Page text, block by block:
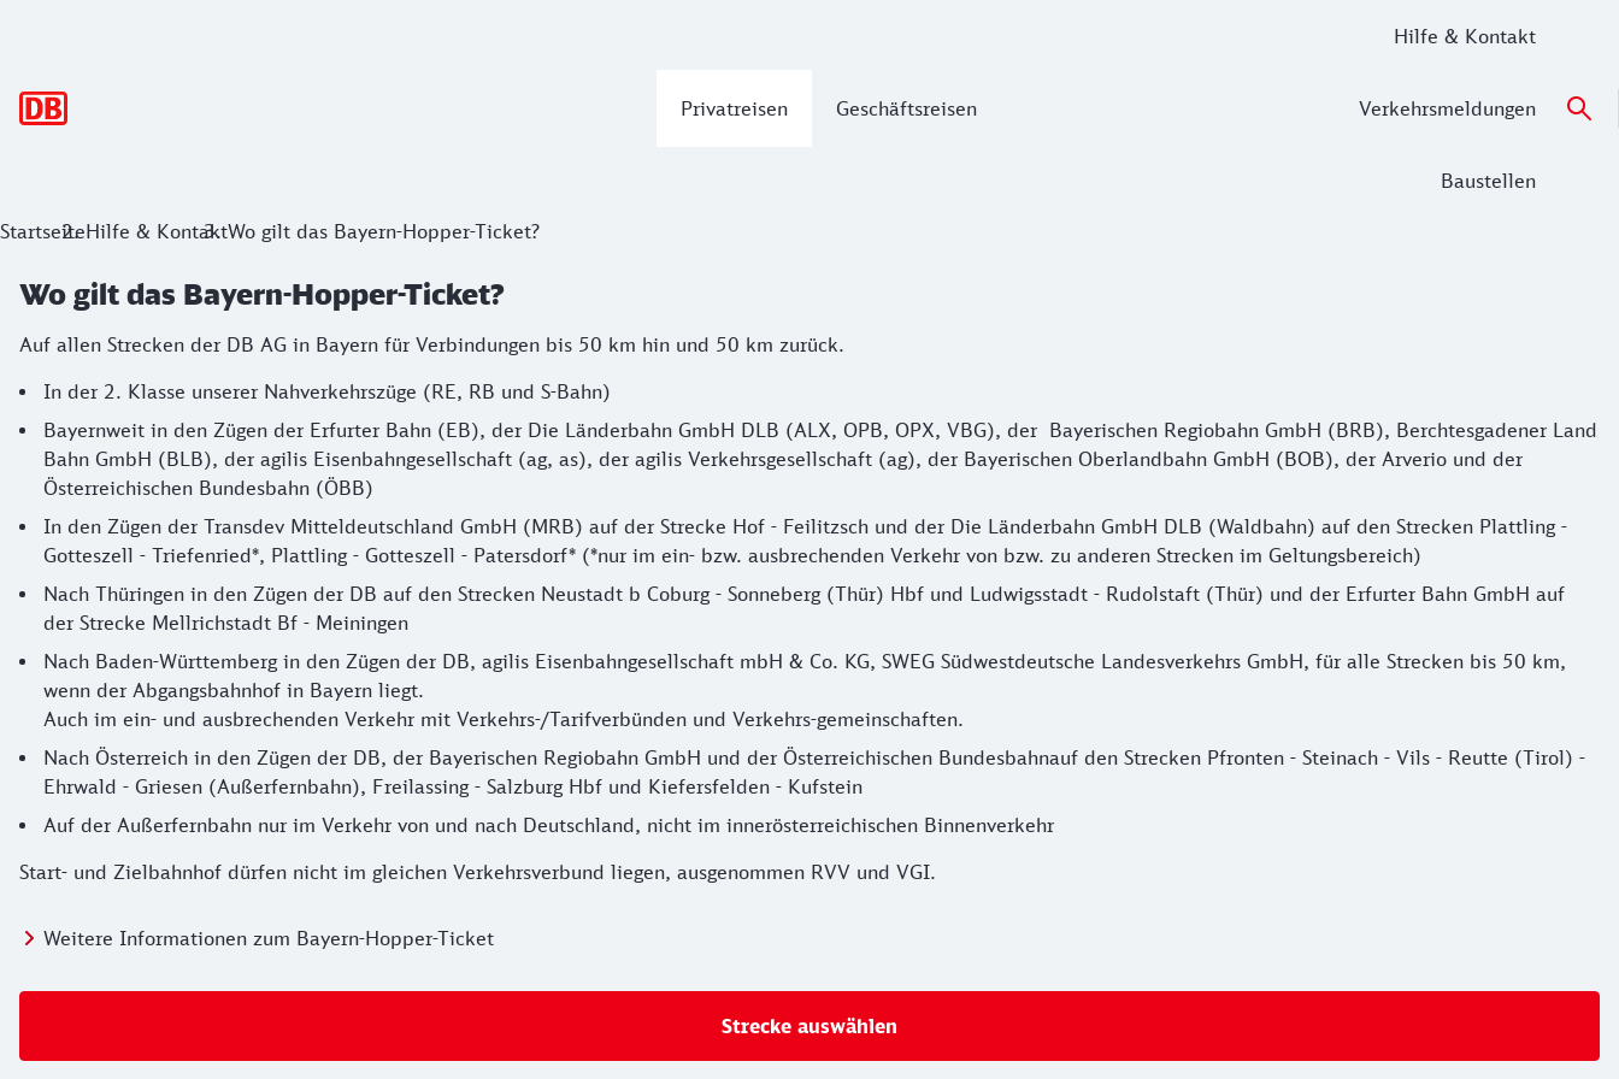
Privatreisen Geschäftsreisen
Hilfe & Kontakt
Verkehrsmeldungen
Baustellen
StartseiteHilfe & KontaktWo gilt das Bayern-Hopper-Ticket?
Wo gilt das Bayern-Hopper-Ticket?
Auf allen Strecken der DB AG in Bayern für Verbindungen bis 50 km hin und 50 km zurück.
In der 2. Klasse unserer Nahverkehrszüge (RE, RB und S-Bahn)
Bayernweit in den Zügen der Erfurter Bahn (EB), der Die Länderbahn GmbH DLB (ALX, OPB, OPX, VBG), der Bayerischen Regiobahn GmbH (BRB), Berchtesgadener Land
Bahn GmbH (BLB), der agilis Eisenbahngesellschaft (ag, as), der agilis Verkehrsgesellschaft (ag), der Bayerischen Oberlandbahn GmbH (BOB), der Arverio und der
Österreichischen Bundesbahn (ÖBB)
In den Zügen der Transdev Mitteldeutschland GmbH (MRB) auf der Strecke Hof - Feilitzsch und der Die Länderbahn GmbH DLB (Waldbahn) auf den Strecken Plattling -
Gotteszell - Triefenried*, Plattling - Gotteszell - Patersdorf* (*nur im ein- bzw. ausbrechenden Verkehr von bzw. zu anderen Strecken im Geltungsbereich)
Nach Thüringen in den Zügen der DB auf den Strecken Neustadt b Coburg - Sonneberg (Thür) Hbf und Ludwigsstadt - Rudolstaft (Thür) und der Erfurter Bahn GmbH auf
der Strecke Mellrichstadt Bf - Meiningen
Nach Baden-Württemberg in den Zügen der DB, agilis Eisenbahngesellschaft mbH & Co. KG, SWEG Südwestdeutsche Landesverkehrs GmbH, für alle Strecken bis 50 km,
wenn der Abgangsbahnhof in Bayern liegt.
Auch im ein- und ausbrechenden Verkehr mit Verkehrs-/Tarifverbünden und Verkehrs-gemeinschaften.
Nach Österreich in den Zügen der DB, der Bayerischen Regiobahn GmbH und der Österreichischen Bundesbahnauf den Strecken Pfronten - Steinach - Vils - Reutte (Tirol) -
Ehrwald - Griesen (Außerfernbahn), Freilassing - Salzburg Hbf und Kiefersfelden - Kufstein
Auf der Außerfernbahn nur im Verkehr von und nach Deutschland, nicht im innerösterreichischen Binnenverkehr
Start- und Zielbahnhof dürfen nicht im gleichen Verkehrsverbund liegen, ausgenommen RVV und VGI.
Weitere Informationen zum Bayern-Hopper-Ticket
Strecke auswählen